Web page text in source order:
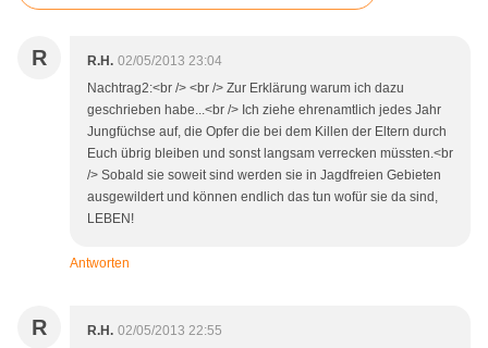
R R.H. 02/05/2013 23:04
Nachtrag2:<br /> <br /> Zur Erklärung warum ich dazu
geschrieben habe...<br /> Ich ziehe ehrenamtlich jedes Jahr
Jungfüchse auf, die Opfer die bei dem Killen der Eltern durch
Euch übrig bleiben und sonst langsam verrecken müssten.<br
/> Sobald sie soweit sind werden sie in Jagdfreien Gebieten
ausgewildert und können endlich das tun wofür sie da sind,
LEBEN!
Antworten
R R.H. 02/05/2013 22:55